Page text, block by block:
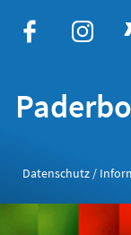
Datenschutz /